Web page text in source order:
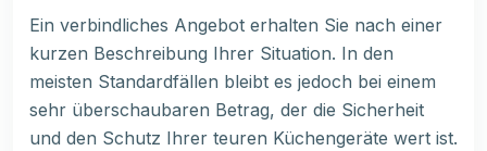
Ein verbindliches Angebot erhalten Sie nach einer
kurzen Beschreibung Ihrer Situation. In den
meisten Standardfällen bleibt es jedoch bei einem
sehr überschaubaren Betrag, der die Sicherheit
und den Schutz Ihrer teuren Küchengeräte wert ist.